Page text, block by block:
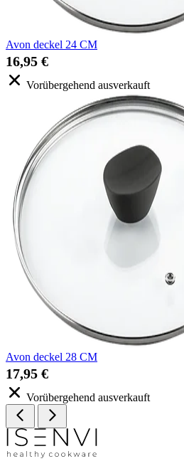
Avon deckel 24 CM
16,95 €
Vorübergehend ausverkauft
Avon deckel 28 CM
17,95 €
Vorübergehend ausverkauft